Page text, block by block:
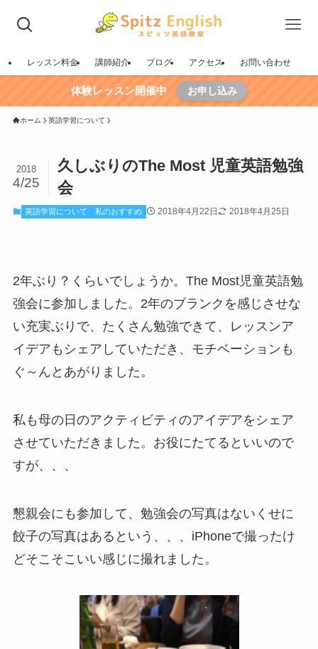
レッスン料金 講師紹介 ブログ アクセス お問い合わせ
体験レッスン開催中 お申し込み
ホーム 英語学習について
久しぶりのThe Most 児童英語勉強
会
2018
4/25
英語学習について 私のおすすめ 2018年4月22日 2018年4月25日
2年ぶり？くらいでしょうか。The Most児童英語勉
強会に参加しました。2年のブランクを感じさせな
い充実ぶりで、たくさん勉強できて、レッスンア
イデアもシェアしていただき、モチベーションも
ぐ～んとあがりました。
私も母の日のアクティビティのアイデアをシェア
させていただきました。お役にたてるといいので
すが、、、
懇親会にも参加して、勉強会の写真はないくせに
餃子の写真はあるという、、、iPhoneで撮ったけ
どそこそこいい感じに撮れました。